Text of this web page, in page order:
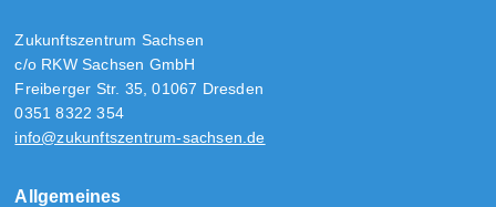
Zukunftszentrum Sachsen
c/o RKW Sachsen GmbH
Freiberger Str. 35, 01067 Dresden
0351 8322 354
info@zukunftszentrum-sachsen.de
Allgemeines